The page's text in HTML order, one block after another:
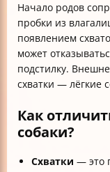
Начало родов
пробки из
появлением
может
подстилку.
схватки — лёгкие
Как
собаки?
Схватки — это